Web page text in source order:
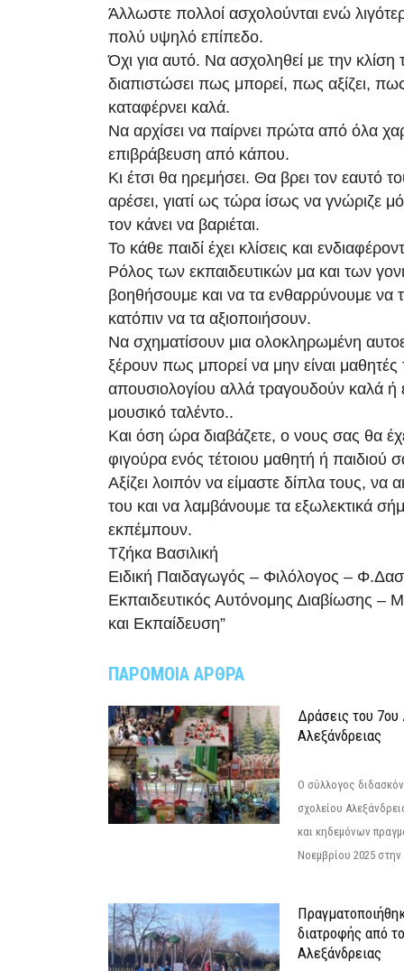
Άλλωστε πολλοί ασχολούνται ενώ
πολύ υψηλό επίπεδο.
Όχι για αυτό. Να ασχοληθεί με την κλίση
διαπιστώσει πως μπορεί, πως αξίζει,
καταφέρνει καλά.
Να αρχίσει να παίρνει πρώτα από όλα
επιβράβευση από κάπου.
Κι έτσι θα ηρεμήσει. Θα βρει τον εαυτό
αρέσει, γιατί ως τώρα ίσως να γνώριζε
τον κάνει να βαριέται.
Το κάθε παιδί έχει κλίσεις και
Ρόλος των εκπαιδευτικών μα και των
βοηθήσουμε και να τα ενθαρρύνουμε να
κατόπιν να τα αξιοποιήσουν.
Να σχηματίσουν μια ολοκληρωμένη
ξέρουν πως μπορεί να μην είναι
απουσιολογίου αλλά τραγουδούν καλά ή
μουσικό ταλέντο..
Και όση ώρα διαβάζετε, ο νους σας θα
φιγούρα ενός τέτοιου μαθητή ή παιδιού
Αξίζει λοιπόν να είμαστε δίπλα τους, να
του και να λαμβάνουμε τα εξωλεκτικά
εκπέμπουν.
Τζήκα Βασιλική
Ειδική Παιδαγωγός – Φιλόλογος –
Εκπαιδευτικός Αυτόνομης Διαβίωσης –
και Εκπαίδευση”
ΠΑΡΟΜΟΙΑ ΑΡΘΡΑ
Δράσεις του 7ου
Αλεξάνδρειας
Ο σύλλογος
σχολείου
και κηδεμόνων
Νοεμβρίου 2025
διατροφής από
Αλεξάνδρειας